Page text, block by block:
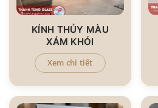
KÍNH THỦY MÀU
XÁM KHÓI
Xem chi tiết